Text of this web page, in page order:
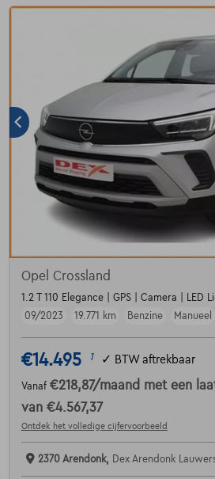
Opel Crossland
1.2 T 110 Elegance | GPS | Camera | LED
09/2023
19.771 km Benzine Manueel
€14.495 1 ✓ BTW aftrekbaar
Vanaf €218,87/maand met een
van €4.567,37
Ontdek het volledige cijfervoorbeeld
2370 Arendonk, Dex Arendonk